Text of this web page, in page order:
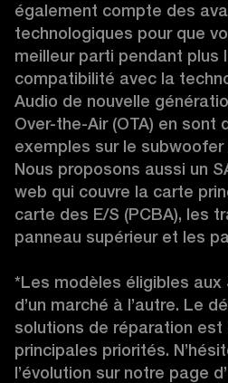
également compte des
technologiques pour que
meilleur parti pendant plus
compatibilité avec la
Audio de nouvelle
Over-the-Air (OTA) en sont
exemples sur le subwoofer
Nous proposons aussi un
web qui couvre la carte
carte des E/S (PCBA), les
panneau supérieur et les
*Les modèles éligibles aux
d’un marché à l’autre. Le
solutions de réparation est
principales priorités.
l’évolution sur notre page